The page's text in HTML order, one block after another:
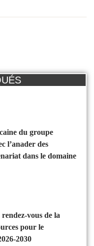
l’anader des
dans le domaine
pour le
2030